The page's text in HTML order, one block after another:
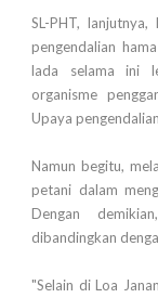
SL-PHT,
pengendalian
lada selama ini
organisme
Upaya
Namun begitu,
petani dalam
Dengan
dibandingkan
"Selain di Loa